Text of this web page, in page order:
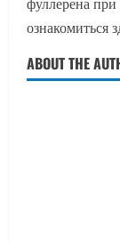
ознакомиться
ABOUT THE